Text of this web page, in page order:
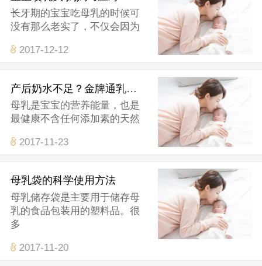
长牙期的宝宝吃母乳的时候可
没有那么老实了，不仅会因为
2017-12-12
产后奶水不足？金牌通乳师建议这样吃
母乳是宝宝的营养能量，也是
最健康不含任何添加素的天然
2017-11-23
母乳袋的科学使用方法
母乳储存袋是主要用于储存母
乳的食品包装用的塑料品。很
多
2017-11-20